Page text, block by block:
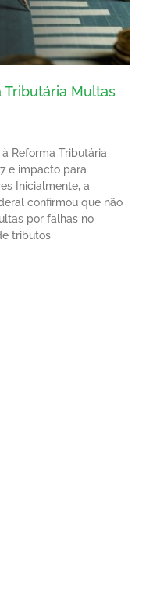
Tributária Multas
à Reforma Tributária
e impacto para
Inicialmente, a
confirmou que não
por falhas no
tributos